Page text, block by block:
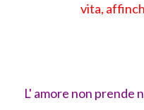
vita,
L' amore non prende